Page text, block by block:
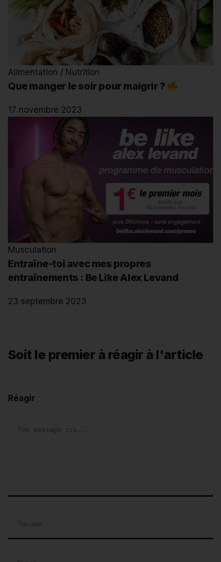
Alimentation / Nutrition
Que manger le soir pour maigrir ?
17 novembre 2023
Musculation
Entraîne-toi avec mes propres
entraînements : Be Like Alex Levand
23 septembre 2023
Soit le premier à réagir à l'article
Réagir